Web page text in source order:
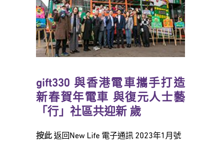
gift330 與香港電車攜手打造
新春賀年電車 與復元人士藝
「行」社區共迎新 歲
按此返回New Life 電子通訊 2023年1月號